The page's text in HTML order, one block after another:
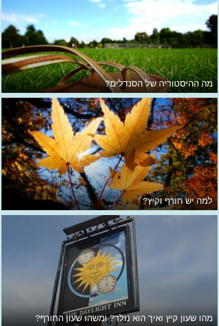
מה ההיסטוריה של הסנדלים?
למה יש חורף וקיץ?
מהו שעון קיץ ואיך הוא נולד? ומשהו שעון החורף?